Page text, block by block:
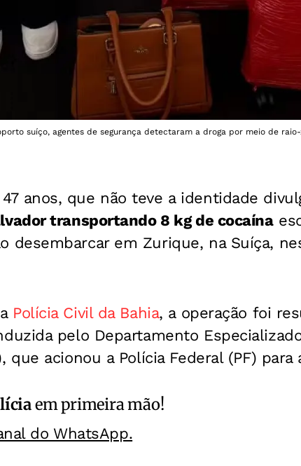
suíço, agentes de segurança detectaram a droga por meio de
anos, que não teve a identidade
transportando 8 kg de cocaína
desembarcar em Zurique, na Suíça,
Polícia Civil da Bahia, a operação foi
pelo Departamento
que acionou a Polícia Federal (PF) para
em primeira mão!
do WhatsApp.